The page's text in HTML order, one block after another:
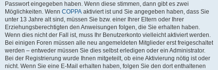
Passwort eingegeben haben. Wenn diese stimmen, dann gibt es zwei
Möglichkeiten. Wenn COPPA aktiviert ist und Sie angegeben haben, dass Sie
unter 13 Jahre alt sind, müssen Sie bzw. einer Ihrer Eltern oder Ihrer
Erziehungsberechtigten den Anweisungen folgen, die Sie erhalten haben.
Wenn dies nicht der Fall ist, muss Ihr Benutzerkonto vielleicht aktiviert werden.
Bei einigen Foren müssen alle neu angemeldeten Mitglieder erst freigeschaltet
werden – entweder müssen Sie dies selbst erledigen oder ein Administrator.
Bei der Registrierung wurde Ihnen mitgeteilt, ob eine Aktivierung nötig ist oder
nicht. Wenn Sie eine E-Mail erhalten haben, folgen Sie den dort enthaltenen